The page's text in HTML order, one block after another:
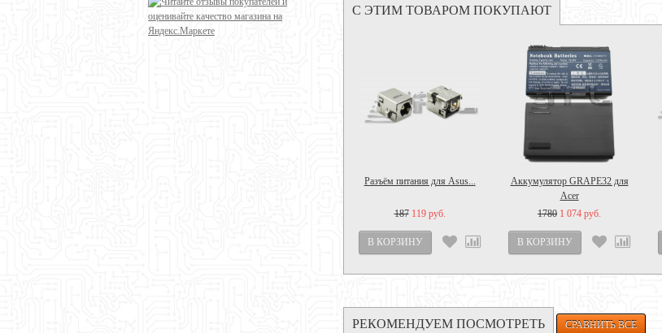
С ЭТИМ ТОВАРОМ ПОКУПАЮТ
Разъём питания для Asus...
187 119 руб.
Аккумулятор GRAPE32 для
Acer
1780 1 074 руб.
РЕКОМЕНДУЕМ ПОСМОТРЕТЬ